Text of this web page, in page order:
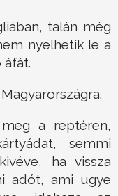
talán még
nyelhetik le a
áfát.
a reptéren,
semmi
ha vissza
adót, ami ugye